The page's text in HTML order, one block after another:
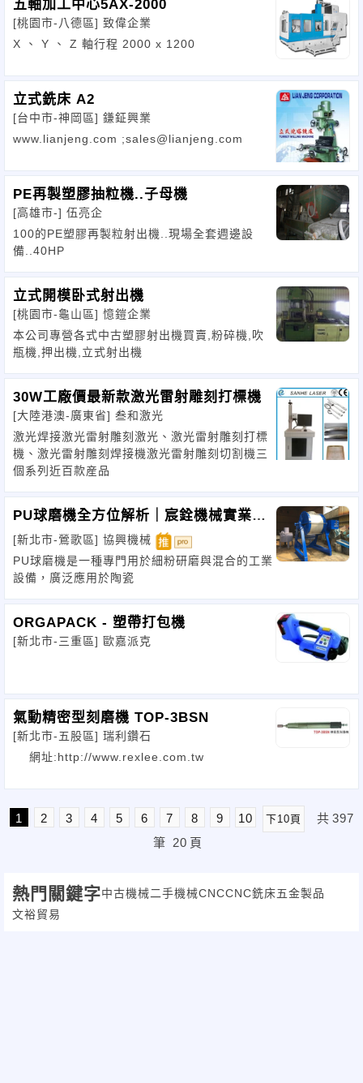
五軸加工中心5AX-2000
[桃園市-八德區] 致偉企業
X 、 Y 、 Z 軸行程 2000 x 1200
立式銑床 A2
[台中市-神岡區] 鎌鉦興業
www.lianjeng.com ;sales@lianjeng.com
PE再製塑膠抽粒機..子母機
[高雄市-] 伍亮企
100的PE塑膠再製粒射出機..現場全套週邊設
備..40HP
立式開模卧式射出機
[桃園市-龜山區] 憶鎧企業
本公司專營各式中古塑膠射出機買賣,粉碎機,吹
瓶機,押出機,立式射出機
30W工廠價最新款激光雷射雕刻打標機
[大陸港澳-廣東省] 叁和激光
激光焊接激光雷射雕刻激光、激光雷射雕刻打標
機、激光雷射雕刻焊接機激光雷射雕刻切割機三
個系列近百款産品
PU球磨機全方位解析｜宸銓機械實業專
營中古
[新北市-鶯歌區] 協興機械
PU球磨機是一種專門用於細粉研磨與混合的工業
設備，廣泛應用於陶瓷
ORGAPACK - 塑帶打包機
[新北市-三重區] 歐嘉派克
氣動精密型刻磨機 TOP-3BSN
[新北市-五股區] 瑞利鑽石
網址:http://www.rexlee.com.tw
1 2 3 4 5 6 7 8 9 10 下10頁 共 397
筆 20 頁
熱門關鍵字中古機械二手機械CNCCNC銑床五金製品
文裕貿易